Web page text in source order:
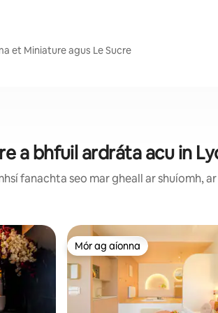
et Miniature agus Le Sucre
a bhfuil ardráta acu in
fanachta seo mar gheall ar shuíomh,
Mór ag aíonna
Mór ag aíonna